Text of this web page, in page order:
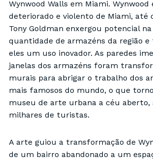
Wynwood Walls em Miami.
deteriorado e violento de Miami, até
Tony Goldman enxergou potencial
quantidade de armazéns da região
eles um uso inovador. As paredes
janelas dos armazéns foram
murais para abrigar o trabalho dos
mais famosos do mundo, o que
museu de arte urbana a céu aberto,
milhares de turistas.
A arte guiou a transformação de
de um bairro abandonado a um